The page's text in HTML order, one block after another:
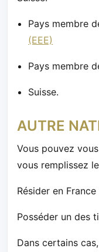
Pays membre
(EEE)
Pays membre
Suisse.
AUTRE
Vous pouvez
vous remplissez
Résider en
Posséder un des
Dans certains